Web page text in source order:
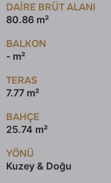
DAİRE BRÜT ALANI
80.86 m²
BALKON
- m²
TERAS
7.77 m²
BAHÇE
25.74 m²
YÖNÜ
Kuzey & Doğu